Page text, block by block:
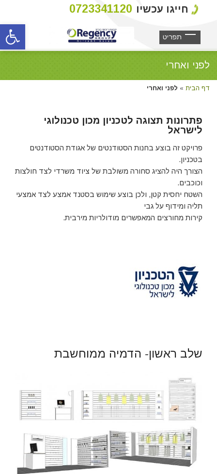
פתח
חייגו עכשיו 0723341120
לפני ואחרי
דף הבית » לפני ואחרי
פתרונות תצוגה לטכניון מכון טכנולוגי
לישראל
פרויקט זה בוצע בחנות הסטודנטים של אגודת הסטודנטים
בטכניון.
הצורך היה להציג סחורה משולבת של ציוד משרדי לצד חולצות
וכוכבים.
השטח יחסית קטן, ולכן בוצע שימוש בסטנד אמצע לצד אמצעי
תליה ומידוף על גבי
קירות מחורצים המאפשרים מודולריות מירבית.
שלב ראשון- הדמיה ממוחשבת